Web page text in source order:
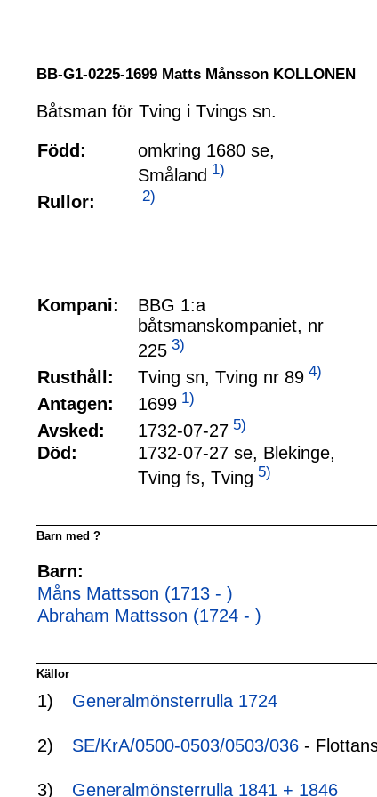
BB-G1-0225-1699 Matts Månsson KOLLONEN
Båtsman för Tving i Tvings sn.
Född:
omkring 1680 se,
Småland 1)
Rullor: 2)
Kompani:
BBG 1:a
båtsmanskompaniet, nr
225 3)
Rusthåll: Tving sn, Tving nr 89 4)
Antagen: 1699 1)
Avsked: 1732-07-27 5)
Död:
1732-07-27 se, Blekinge,
Tving fs, Tving 5)
Barn med ?
Barn:
Måns Mattsson (1713 - )
Abraham Mattsson (1724 - )
Källor
1) Generalmönsterrulla 1724
2) SE/KrA/0500-0503/0503/036 -
3) Generalmönsterrulla 1841 + 1846